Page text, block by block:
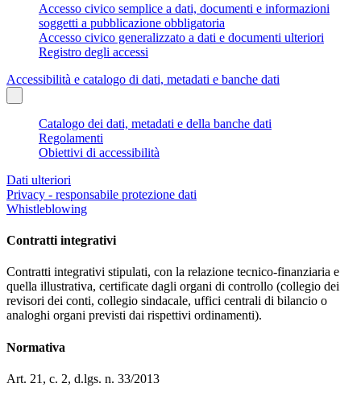
Accesso civico semplice a dati, documenti e informazioni
soggetti a pubblicazione obbligatoria
Accesso civico generalizzato a dati e documenti ulteriori
Registro degli accessi
Accessibilità e catalogo di dati, metadati e banche dati
Catalogo dei dati, metadati e della banche dati
Regolamenti
Obiettivi di accessibilità
Dati ulteriori
Privacy - responsabile protezione dati
Whistleblowing
Contratti integrativi
Contratti integrativi stipulati, con la relazione tecnico-finanziaria e
quella illustrativa, certificate dagli organi di controllo (collegio dei
revisori dei conti, collegio sindacale, uffici centrali di bilancio o
analoghi organi previsti dai rispettivi ordinamenti).
Normativa
Art. 21, c. 2, d.lgs. n. 33/2013